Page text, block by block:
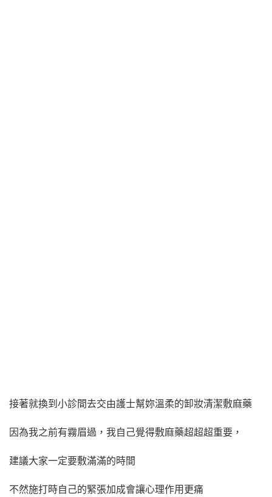
接著就換到小診間去交由護士幫妳溫柔的卸妝清潔敷麻藥
因為我之前有霧眉過，我自己覺得敷麻藥超超超重要，
建議大家一定要敷滿滿的時間
不然施打時自己的緊張加成會讓心理作用更痛